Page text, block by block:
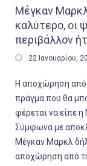
Μέγκαν
καλύτερο, οι
περιβάλλον
 22 Ιανουαρίου,
Η αποχώρηση από
πράγμα που θα
φέρεται να είπε
Σύμφωνα με
Μέγκαν Μαρκλ
αποχώρηση από τη